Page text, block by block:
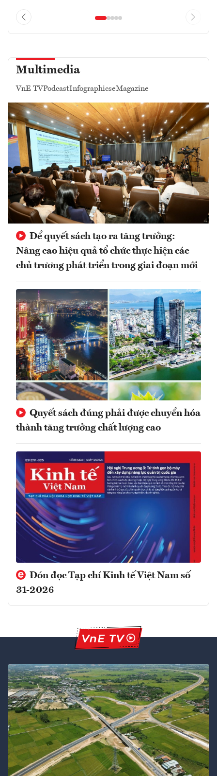
Multimedia
VnE TVPodcastInfographicseMagazine
Để quyết sách tạo ra tăng trưởng:
Nâng cao hiệu quả tổ chức thực hiện các
chủ trương phát triển trong giai đoạn mới
Quyết sách đúng phải được chuyển hóa
thành tăng trưởng chất lượng cao
Đón đọc Tạp chí Kinh tế Việt Nam số
31-2026